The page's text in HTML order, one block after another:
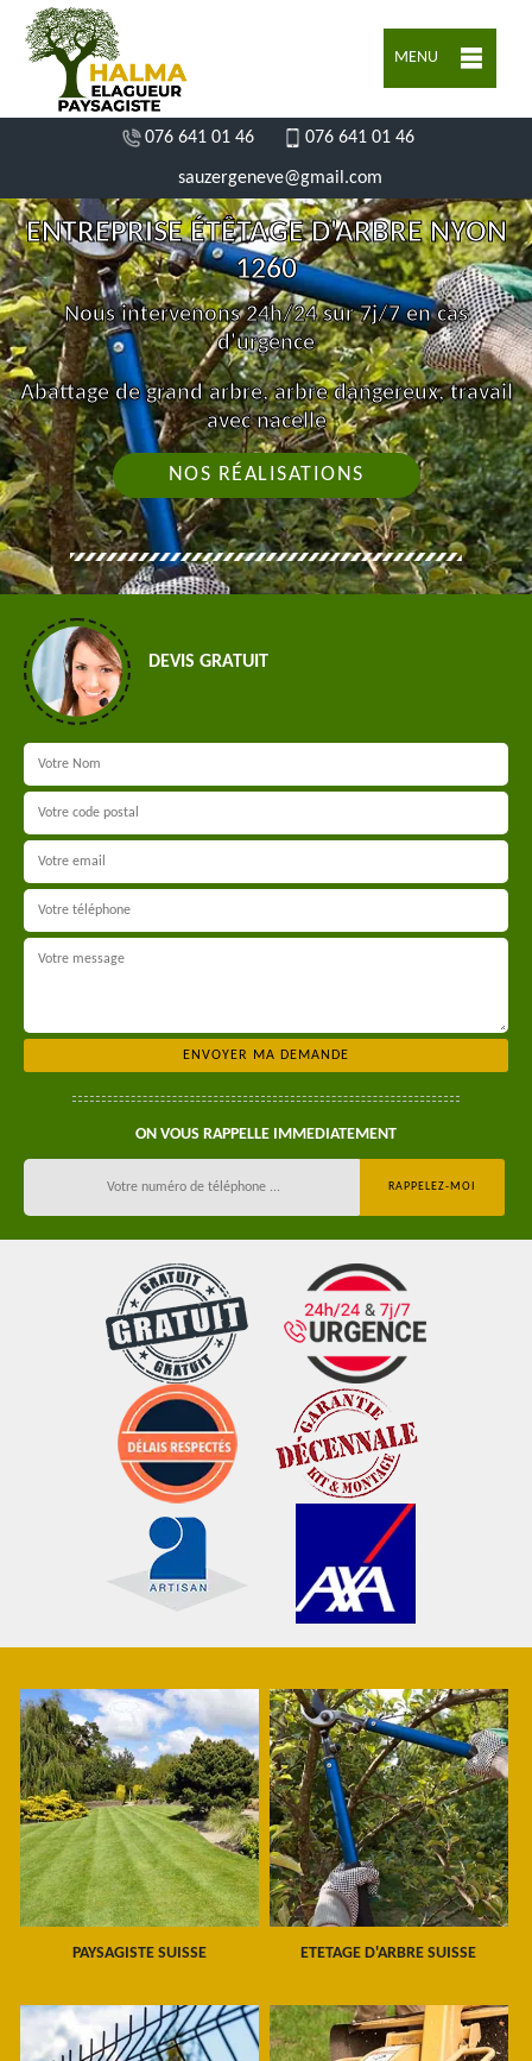
MENU
076 641 01 46 076 641 01 46
sauzergeneve@gmail.com
ENTREPRISE ÉTÊTAGE D'ARBRE NYON
1260
Nous intervenons 24h/24 sur 7j/7 en cas
d'urgence
Abattage de grand arbre, arbre dangereux, travail
avec nacelle
NOS RÉALISATIONS
DEVIS GRATUIT
ON VOUS RAPPELLE IMMEDIATEMENT
PAYSAGISTE SUISSE ETETAGE D'ARBRE SUISSE